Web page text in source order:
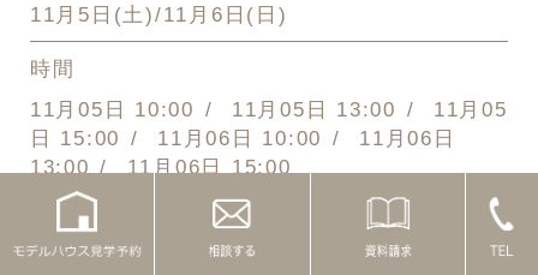
11月5日(土)/11月6日(日)
時間
11月05日 10:00
11月05日 13:00
11月05
日 15:00
11月06日 10:00
11月06日
13:00
11月06日 15:00
場 所
兵庫県尼崎市